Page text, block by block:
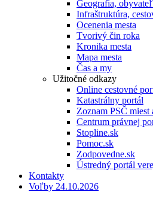
Geografia,
Infraštruktúra,
Ocenenia mesta
Tvorivý čin roka
Kronika mesta
Mapa mesta
Čas a my
Užitočné odkazy
Online cestovné
Katastrálny portál
Zoznam PSČ miest
Centrum právnej
Stopline.sk
Pomoc.sk
Zodpovedne.sk
Ústredný portál
Kontakty
Voľby 24.10.2026